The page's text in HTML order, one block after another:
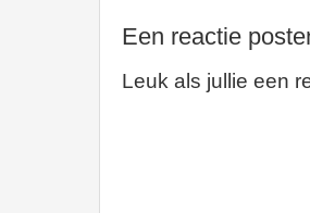
Een reactie
Leuk als jullie een